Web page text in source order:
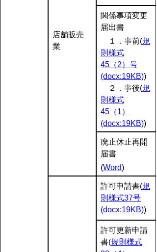
店舗販売
業
関係事項変更
届出書
１．事前(規
則様式
45（2）号
(docx:19KB))
２．事後(規
則様式
45（1）
(docx:19KB))
廃止休止再開
届書
(Word)
許可申請書(規
則様式37号
(docx:19KB))
許可更新申請
書(規則様式